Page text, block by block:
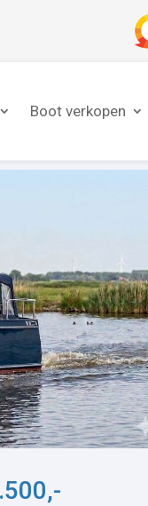
Boot verkopen